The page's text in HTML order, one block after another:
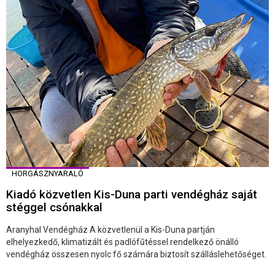
HORGÁSZNYARALÓ
Kiadó közvetlen Kis-Duna parti vendégház saját
stéggel csónakkal
Aranyhal Vendégház A közvetlenül a Kis-Duna partján
elhelyezkedő, klimatizált és padlófűtéssel rendelkező önálló
vendégház összesen nyolc fő számára biztosít szálláslehetőséget.